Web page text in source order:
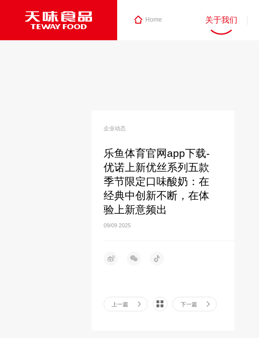
Home 关于我们
企业动态
乐鱼体育官网app下载-
优诺上新优丝系列五款
季节限定口味酸奶：在
经典中创新不断，在体
验上新意频出
09/09 2025
上一篇 下一篇